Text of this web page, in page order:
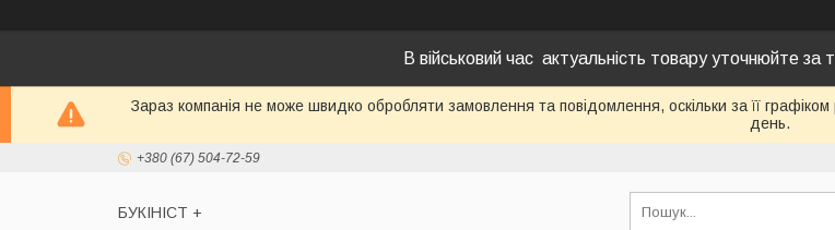
В військовий час актуальність товару уточнюйте за
Зараз компанія не може швидко обробляти замовлення та повідомлення, оскільки за її
день.
+380 (67) 504-72-59
БУКІНІСТ +